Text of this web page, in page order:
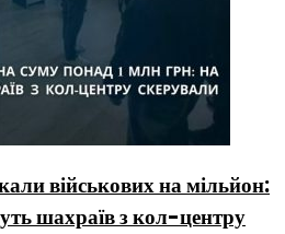
військових на мільйон:
шахраїв з кол-центру